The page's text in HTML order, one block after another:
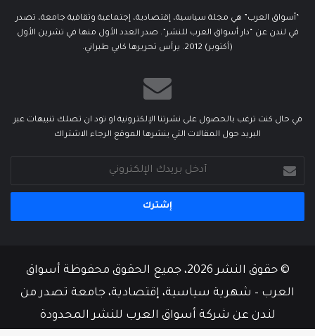
“أسواق العرب” هي مجلة سياسية، إقتصادية، إجتماعية وثقافية جامعة، تصدر
في لندن عن “دار أسواق العرب للنشر”. صدر العدد الأول منها في تشرين الأول
(أكتوبر) 2012. يرأس تحريرها كابي طبراني.
في حال كنت ترغب بالحصول على نشرتنا الإلكترونية او تود ان تصلك تنبيهات عبر
البريد حول المقالات التي ينشرها الموقع الرجاء الاشتراك
بريدك
الإلكتروني
© حقوق النشر 2026، جميع الحقوق محفوظة أسواق
العرب – شهرية سياسية، إقتصادية، جامعة تصدر من
لندن عن شركة أسواق العرب للنشر المحدودة